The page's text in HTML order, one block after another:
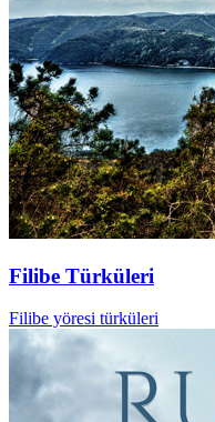
Filibe Türküleri
Filibe yöresi türküleri